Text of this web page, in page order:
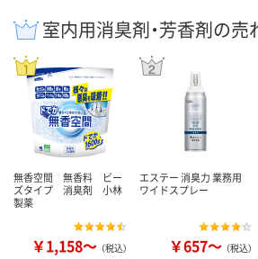
室内用消臭剤・芳香剤の
無香空間 無香料 ビー
ズタイプ 消臭剤 小林
製薬
￥1,158～ （税込）
エステー 消臭力 業務用
ワイドスプレー
￥657～ （税込）